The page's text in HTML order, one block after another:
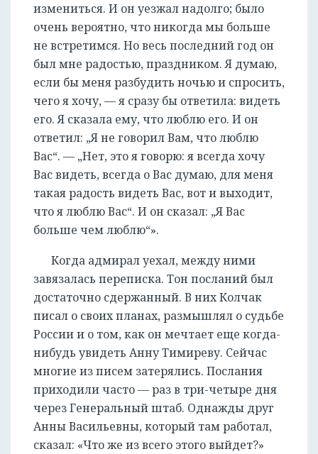
измениться. И он уезжал надолго; было
очень вероятно, что никогда мы больше
не встретимся. Но весь последний год он
был мне радостью, праздником. Я думаю,
если бы меня разбудить ночью и спросить,
чего я хочу, — я сразу бы ответила: видеть
его. Я сказала ему, что люблю его. И он
ответил: „Я не говорил Вам, что люблю
Вас“. — „Нет, это я говорю: я всегда хочу
Вас видеть, всегда о Вас думаю, для меня
такая радость видеть Вас, вот и выходит,
что я люблю Вас“. И он сказал: „Я Вас
больше чем люблю“».
Когда адмирал уехал, между ними
завязалась переписка. Тон посланий был
достаточно сдержанный. В них Колчак
писал о своих планах, размышлял о судьбе
России и о том, как он мечтает еще когда-
нибудь увидеть Анну Тимиреву. Сейчас
многие из писем затерялись. Послания
приходили часто — раз в три-четыре дня
через Генеральный штаб. Однажды друг
Анны Васильевны, который там работал,
сказал: «Что же из всего этого выйдет?»